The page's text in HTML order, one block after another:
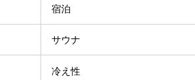
宿泊
サウナ
冷え性